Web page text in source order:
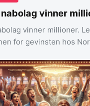
nabolag vinner
vinner millioner.
for gevinsten hos